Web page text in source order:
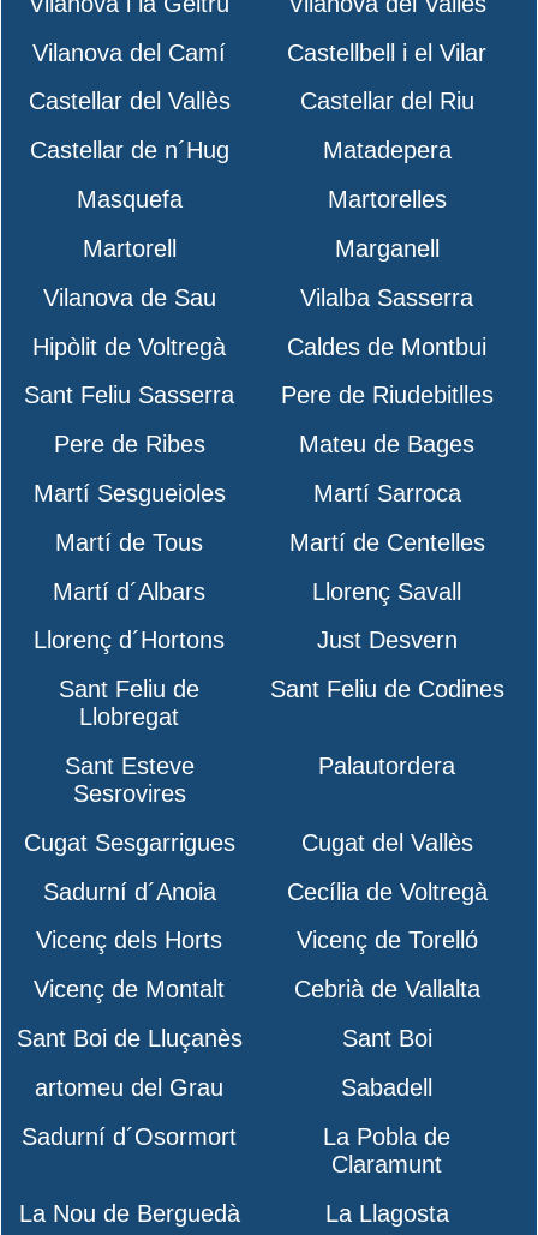
Vilanova del Camí
Castellbell i el Vilar
Castellar del Vallès
Castellar del Riu
Castellar de n´Hug
Matadepera
Masquefa
Martorelles
Martorell
Marganell
Vilanova de Sau
Vilalba Sasserra
Hipòlit de Voltregà
Caldes de Montbui
Sant Feliu Sasserra
Pere de Riudebitlles
Pere de Ribes
Mateu de Bages
Martí Sesgueioles
Martí Sarroca
Martí de Tous
Martí de Centelles
Martí d´Albars
Llorenç Savall
Llorenç d´Hortons
Just Desvern
Sant Feliu de
Llobregat
Sant Feliu de Codines
Sant Esteve
Sesrovires
Palautordera
Cugat Sesgarrigues
Cugat del Vallès
Sadurní d´Anoia
Cecília de Voltregà
Vicenç dels Horts
Vicenç de Torelló
Vicenç de Montalt
Cebrià de Vallalta
Sant Boi de Lluçanès
Sant Boi
artomeu del Grau
Sabadell
Sadurní d´Osormort
La Pobla de
Claramunt
La Nou de Berguedà
La Llagosta